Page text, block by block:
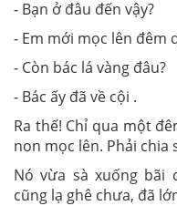
- Bạn ở đâu đến vậy?
- Em mới mọc lên đêm
- Còn bác lá vàng đâu?
- Bác ấy đã về cội .
Ra thế! Chỉ qua một
non mọc lên. Phải chia
Nó vừa sà xuống bãi
cũng lạ ghê chưa, đã